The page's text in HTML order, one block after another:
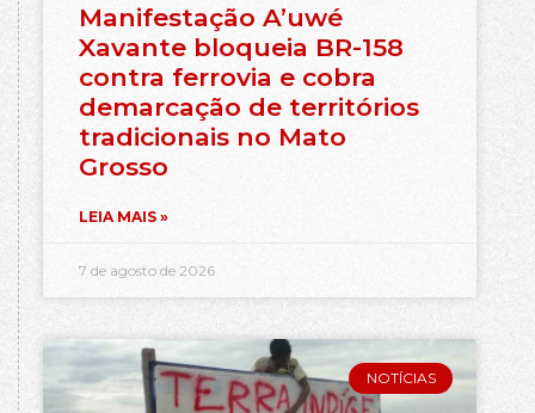
Manifestação A’uwé
Xavante bloqueia BR-158
contra ferrovia e cobra
demarcação de territórios
tradicionais no Mato
Grosso
LEIA MAIS »
7 de agosto de 2026
NOTÍCIAS